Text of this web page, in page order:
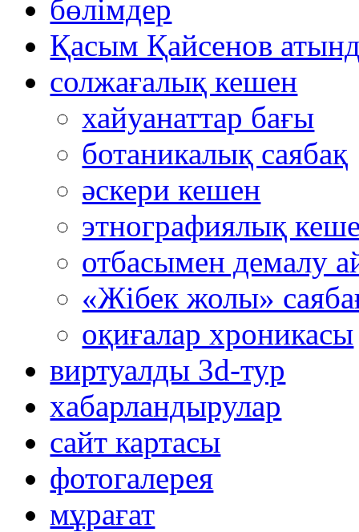
бөлімдер
Қасым Қайсенов
солжағалық кешен
хайуанаттар бағы
ботаникалық саябақ
әскери кешен
этнографиялық
отбасымен демалу
«Жібек жолы»
оқиғалар хроникасы
виртуалды 3d-тур
xабарландырулар
сайт картасы
фотогалерея
мұрағат